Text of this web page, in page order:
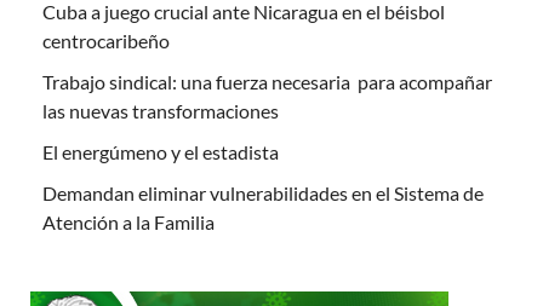
Cuba a juego crucial ante Nicaragua en el béisbol
centrocaribeño
Trabajo sindical: una fuerza necesaria para acompañar
las nuevas transformaciones
El energúmeno y el estadista
Demandan eliminar vulnerabilidades en el Sistema de
Atención a la Familia